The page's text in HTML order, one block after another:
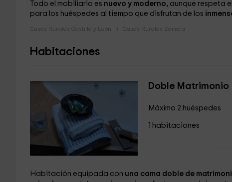
Todo el mobiliario es nuevo y moderno, aunque respeta
para los huéspedes al tiempo que disfrutan de los
Casas Rurales Castilla y León Casas Rurales Zamora
Habitaciones
Doble Matrimonio
Máximo 2 huéspedes
1 habitaciones
Habitación equipada con una cama doble de